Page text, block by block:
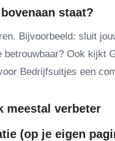
staat?
Bijvoorbeeld: sluit
Ook kijkt
Bedrijfsuitjes een
meestal verbeter
(op je eigen